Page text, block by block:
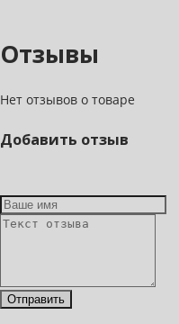
Отзывы
Нет отзывов о товаре
Добавить отзыв